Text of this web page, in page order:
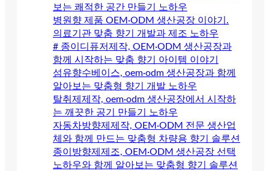
보는 쾌적한 공간 만들기 노하우
병원향 제품 OEM·ODM 생산공장 이야기.
의료기관 맞춤 향기 개발과 제조 노하우
# 종이디퓨저제작, OEM·ODM 생산공장과
함께 시작하는 맞춤 향기 아이템 이야기
섬유향수베이스, oem·odm 생산공장과 함께
알아보는 맞춤형 향기 개발 노하우
탈취제제작, oem·odm 생산공장에서 시작하
는 깨끗한 공기 만들기 노하우
자동차방향제제작, OEM·ODM 전문 생산업
체와 함께 만드는 맞춤형 차량용 향기 솔루션
종이방향제제조, OEM·ODM 생산공장 선택
노하우와 함께 알아보는 맞춤형 향기 솔루션